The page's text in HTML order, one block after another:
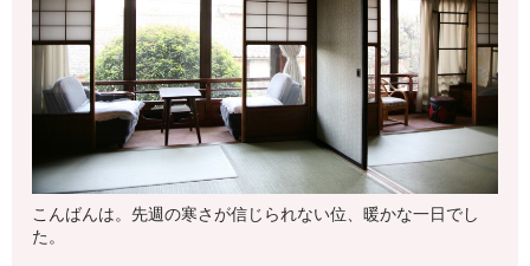
こんばんは。先週の寒さが信じられない位、暖かな一日でし
た。